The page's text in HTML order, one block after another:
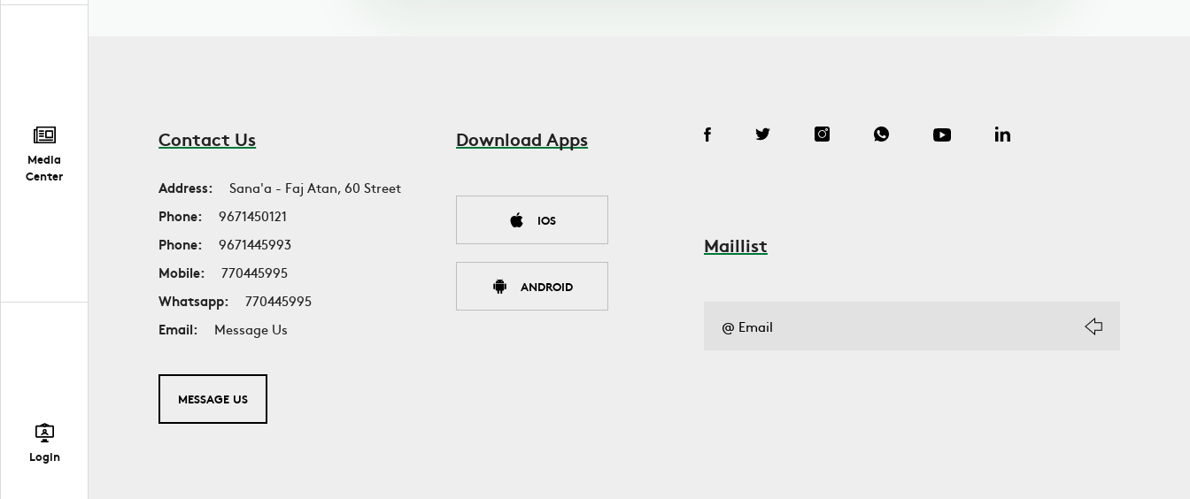
Media
Center
Login
Contact Us
Address:
Sana'a - Faj Atan, 60 Street
Phone:
9671450121
Phone:
9671445993
Mobile:
770445995
Whatsapp:
770445995
Email:
Message Us
MESSAGE US
Download Apps
IOS
ANDROID
Maillist